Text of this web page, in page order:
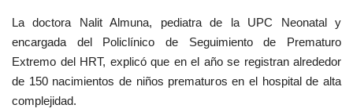
La doctora Nalit Almuna, pediatra de la UPC Neonatal y
encargada del Policlínico de Seguimiento de Prematuro
Extremo del HRT, explicó que en el año se registran alrededor
de 150 nacimientos de niños prematuros en el hospital de alta
complejidad.